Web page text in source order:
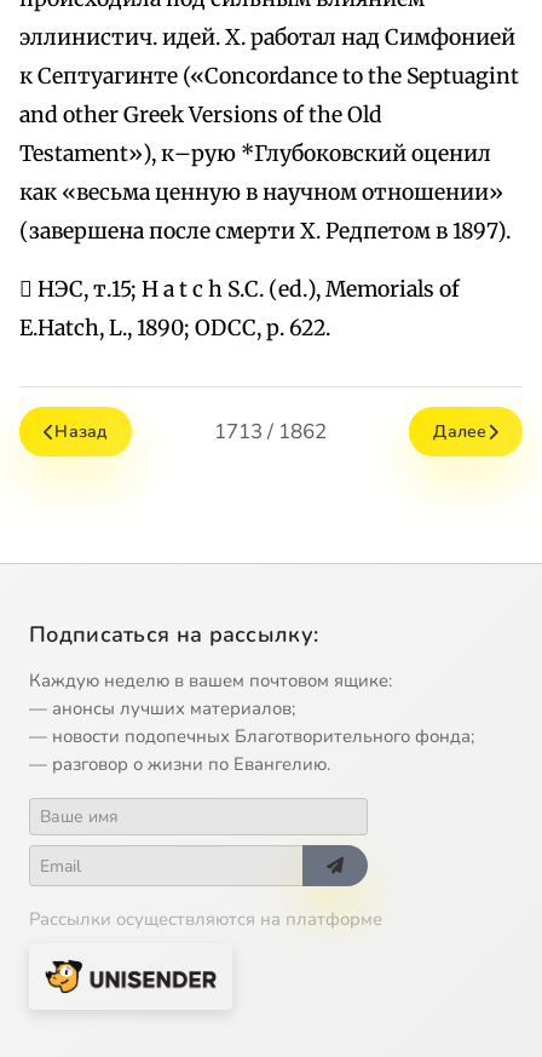
эллинистич. идей. Х. работал над Симфонией
к Септуагинте («Concordance to the Septuagint
and other Greek Versions of the Old
Testament»), к–рую *Глубоковский оценил
как «весьма ценную в научном отношении»
(завершена после смерти Х. Редпетом в 1897).
 НЭС, т.15; H a t c h S.С. (еd.), Memorials of
E.Hatch, L., 1890; ODCC, р. 622.
Назад 1713 / 1862 Далее
Подписаться на рассылку:
Каждую неделю в вашем почтовом ящике:
— анонсы лучших материалов;
— новости подопечных Благотворительного фонда;
— разговор о жизни по Евангелию.
Рассылки осуществляются на платформе